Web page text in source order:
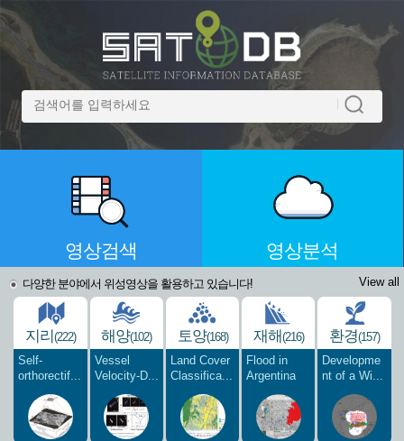
영상검색 영상분석
다양한 분야에서 위성영상을 활용하고 있습니다! View all
지리(222)
Self-
orthorectif...
해양(102)
Vessel
Velocity-D...
토양(168)
Land Cover
Classifica...
재해(216)
Flood in
Argentina
환경(157)
Developme
nt of a Wi...